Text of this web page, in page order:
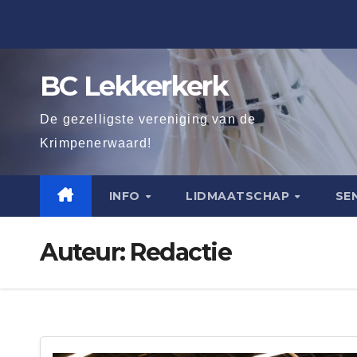
BC Lekkerkerk
De gezelligste vereniging van de
Krimpenerwaard!
INFO LIDMAATSCHAP
Auteur: Redactie